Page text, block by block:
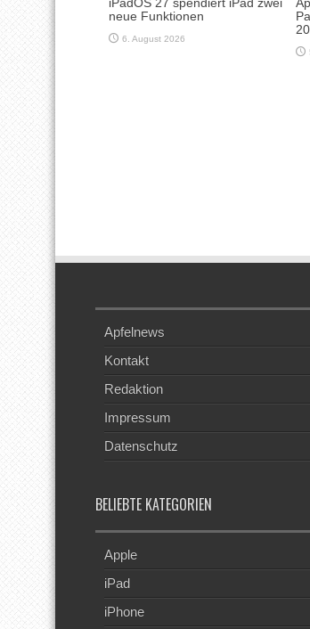
neue Funktionen
6. August 2026
Apfelnews
Kontakt
Redaktion
Impressum
Datenschutz
BELIEBTE KATEGORIEN
Apple
iPad
iPhone